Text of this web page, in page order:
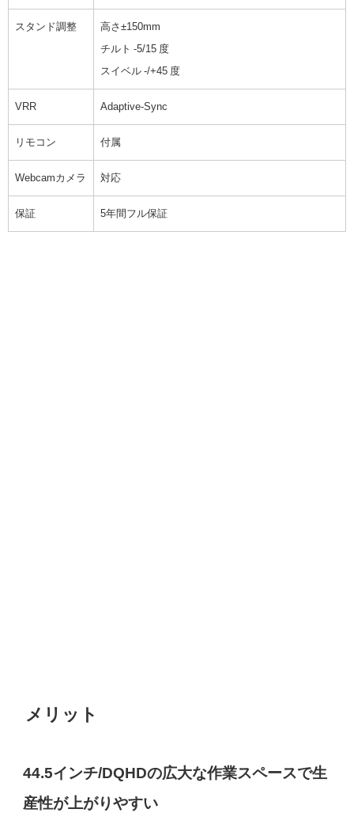
スタンド調整 高さ±150mm
チルト -5/15 度
スイベル -/+45 度
VRR Adaptive-Sync
リモコン 付属
Webcamカメラ 対応
保証 5年間フル保証
メリット
44.5インチ/DQHDの広大な作業スペースで生
産性が上がりやすい